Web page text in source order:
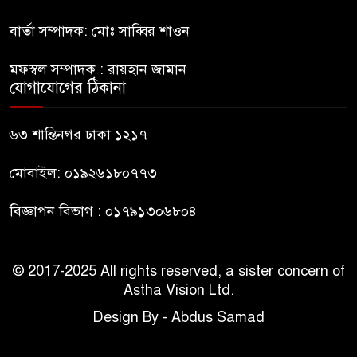
বহিষ্কৃত জামাত নেতার কর্মীরা যোগ
বার্তা সম্পাদক: মোঃ সাব্বির শাওন
মফস্বল সম্পাদক : রায়হান জামান
যোগাযোগের ঠিকানা
৬৩ শান্তিনগর ঢাকা ১২১৭
মোবাইল: ০১৯২৬১৮০৭৭৩
বিজ্ঞাপন বিভাগ : ০১৭৯১৩০৬৮০৪
© 2017-2025 All rights reserved, a sister concern of
Astha Vision Ltd.
Design By - Abdus Samad